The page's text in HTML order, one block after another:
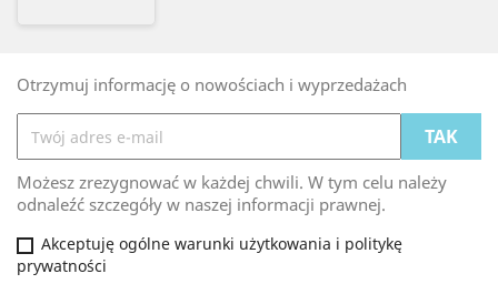
Otrzymuj informację o nowościach i wyprzedażach
Możesz zrezygnować w każdej chwili. W tym celu należy
odnaleźć szczegóły w naszej informacji prawnej.
Akceptuję ogólne warunki użytkowania i politykę
prywatności